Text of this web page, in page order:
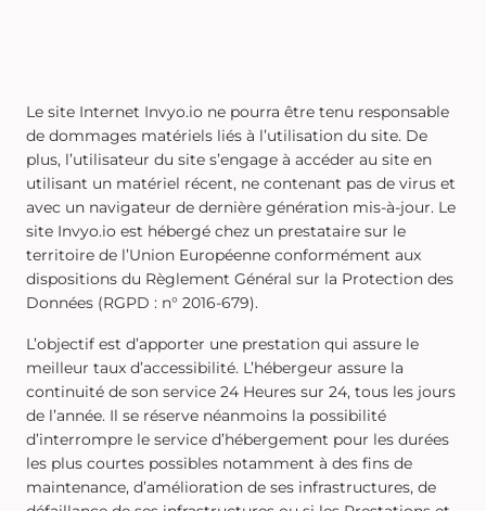
Le site Internet Invyo.io ne pourra être tenu responsable
de dommages matériels liés à l’utilisation du site. De
plus, l’utilisateur du site s’engage à accéder au site en
utilisant un matériel récent, ne contenant pas de virus et
avec un navigateur de dernière génération mis-à-jour. Le
site Invyo.io est hébergé chez un prestataire sur le
territoire de l’Union Européenne conformément aux
dispositions du Règlement Général sur la Protection des
Données (RGPD : n° 2016-679).
L’objectif est d’apporter une prestation qui assure le
meilleur taux d’accessibilité. L’hébergeur assure la
continuité de son service 24 Heures sur 24, tous les jours
de l’année. Il se réserve néanmoins la possibilité
d’interrompre le service d’hébergement pour les durées
les plus courtes possibles notamment à des fins de
maintenance, d’amélioration de ses infrastructures, de